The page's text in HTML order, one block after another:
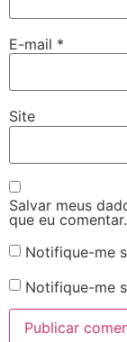
E-mail *
Site
Salvar meus
que eu comentar.
Notifique-me
Notifique-me